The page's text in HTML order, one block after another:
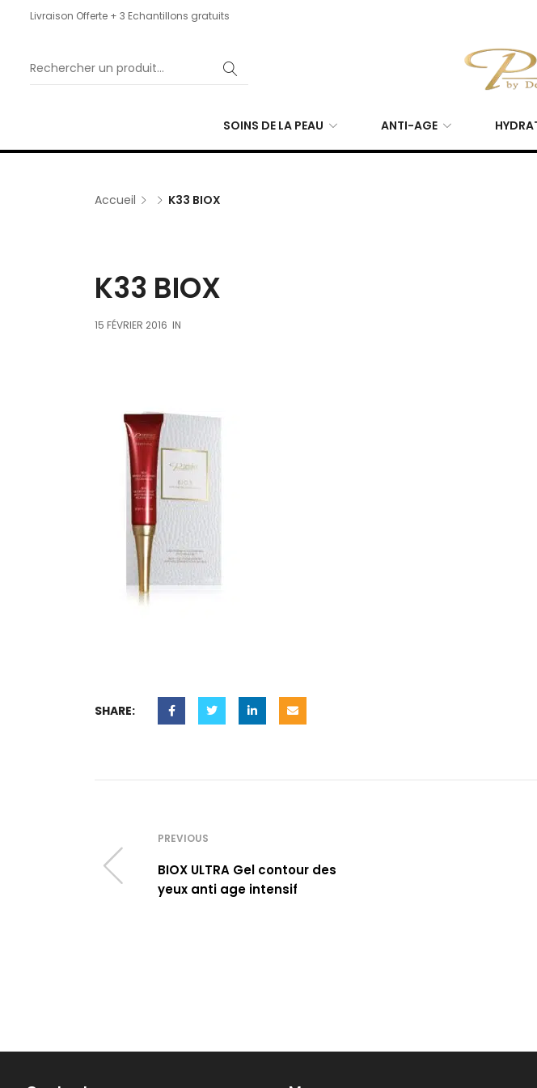
Livraison Offerte + 3 Echantillons gratuits
SOINS DE LA PEAU ANTI-AGE
Accueil K33 BIOX
K33 BIOX
15 FÉVRIER 2016 IN
SHARE:
PREVIOUS
BIOX ULTRA Gel contour des
yeux anti age intensif